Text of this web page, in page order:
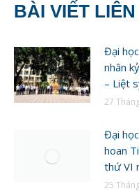
BÀI VIẾT
Đại
nhân
– Liệt
27
Đại
hoan
thứ VI
25